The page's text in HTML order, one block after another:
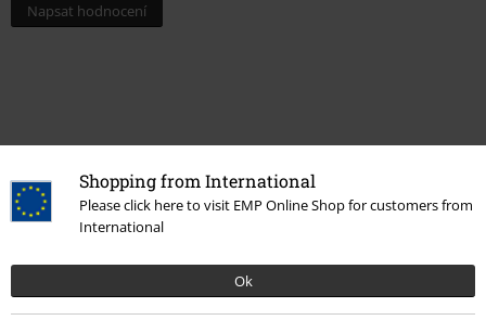
Shopping from International
Please click here to visit EMP Online Shop for customers from
International
Ok
Napsat hodnocení